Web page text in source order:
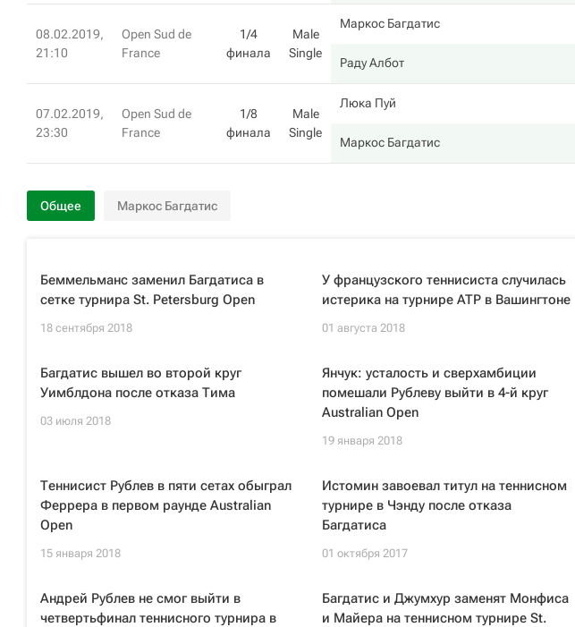
08.02.2019,
21:10
Open Sud de
France
1/4
финала
Male
Single
Маркос Багдатис
Раду Албот
07.02.2019,
23:30
Open Sud de
France
1/8
финала
Male
Single
Люка Пуй
Маркос Багдатис
Общее Маркос Багдатис
Беммельманс заменил Багдатиса в
сетке турнира St. Petersburg Open
18 сентября 2018
У французского теннисиста случилась
истерика на турнире ATP в Вашингтоне
01 августа 2018
Багдатис вышел во второй круг
Уимблдона после отказа Тима
03 июля 2018
Янчук: усталость и сверхамбиции
помешали Рублеву выйти в 4-й круг
Australian Open
19 января 2018
Теннисист Рублев в пяти сетах обыграл
Феррера в первом раунде Australian
Open
15 января 2018
Истомин завоевал титул на теннисном
турнире в Чэнду после отказа
Багдатиса
01 октября 2017
Андрей Рублев не смог выйти в
четвертьфинал теннисного турнира в
Багдатис и Джумхур заменят Монфиса
и Майера на теннисном турнире St.